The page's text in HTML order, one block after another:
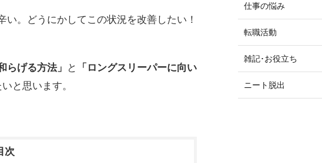
。どうにかしてこの状況を改善したい！
らげる方法」 と
「ロングスリーパーに向い
と思います。
次
仕事の悩み
転職活動
雑記･お役立ち
ニート脱出